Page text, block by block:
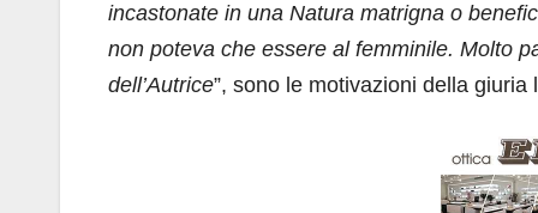
incastonate in una Natura matrigna o
non poteva che essere al femminile. Molto
dell’Autrice”, sono le motivazioni della giuria